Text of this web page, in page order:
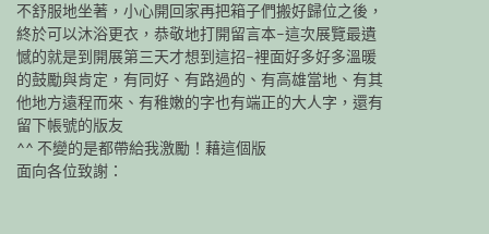
不舒服地坐著，小心開回家再把箱子們搬好歸位之後，
終於可以沐浴更衣，恭敬地打開留言本–這次展覽最遺
憾的就是到開展第三天才想到這招–裡面好多好多溫暖
的鼓勵與肯定，有同好、有路過的、有高雄當地、有其
他地方遠程而來、有稚嫩的字也有端正的大人字，還有
留下帳號的版友
^^ 不變的是都帶給我激勵！藉這個版
面向各位致謝：